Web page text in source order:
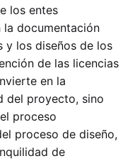
los entes
documentación
y los diseños de los
de las licencias
en la
del proyecto, sino
proceso
proceso de diseño,
de